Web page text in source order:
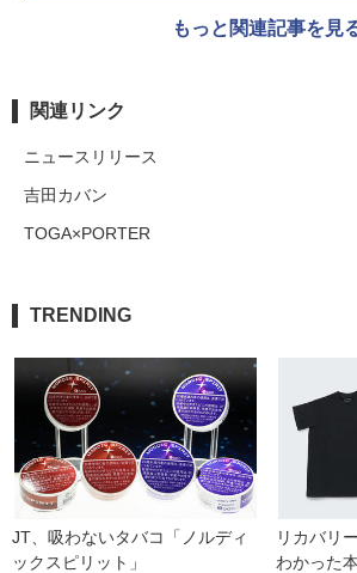
もっと関連記事を見
関連リンク
ニュースリリース
吉田カバン
TOGA×PORTER
TRENDING
JT、吸わないタバコ「ノルディ
ックスピリット」
リカバリ
わかった